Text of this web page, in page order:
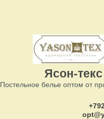
Ясон-текс
Постельное белье оптом от